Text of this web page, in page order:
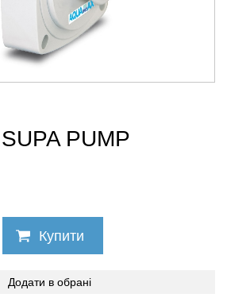
PUMP
Купити
Додати в обрані